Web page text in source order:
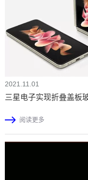
定制品
2021.11.01
三星电子实现折叠盖板
阅读更多